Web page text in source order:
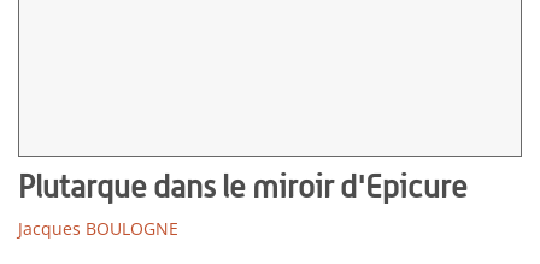
Plutarque dans le miroir d'Epicure
Jacques BOULOGNE